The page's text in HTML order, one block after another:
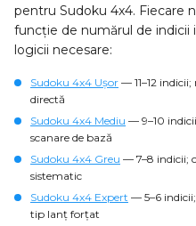
pentru Sudoku 4x4. Fiecare
funcție de numărul de indicii
logicii necesare:
Sudoku 4x4 Ușor — 11–12
directă
Sudoku 4x4 Mediu — 9–10
scanare de bază
Sudoku 4x4 Greu — 7–8 indicii;
sistematic
Sudoku 4x4 Expert — 5–6
tip lanț forțat